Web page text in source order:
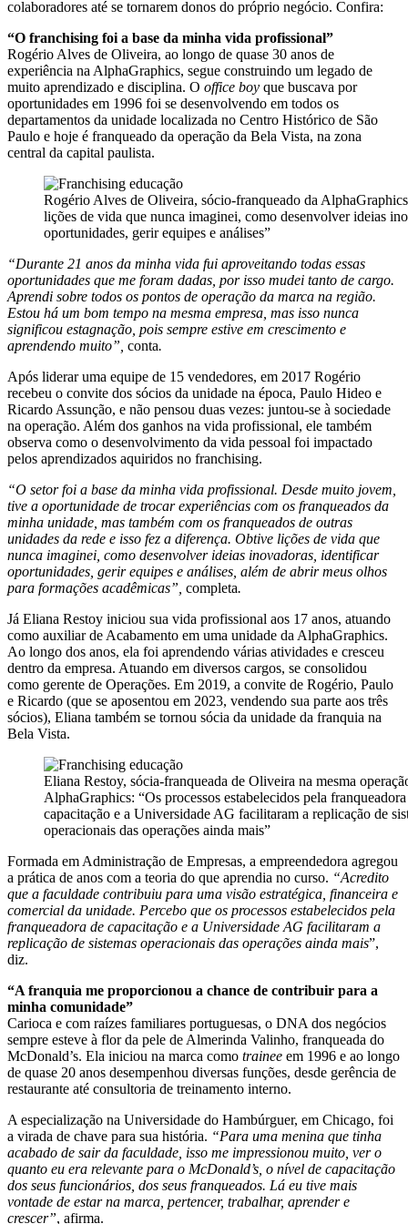
colaboradores até se tornarem donos do próprio negócio. Confira:
“O franchising foi a base da minha vida profissional”
Rogério Alves de Oliveira, ao longo de quase 30 anos de
experiência na AlphaGraphics, segue construindo um legado de
muito aprendizado e disciplina. O office boy que buscava por
oportunidades em 1996 foi se desenvolvendo em todos os
departamentos da unidade localizada no Centro Histórico de São
Paulo e hoje é franqueado da operação da Bela Vista, na zona
central da capital paulista.
Rogério Alves de Oliveira, sócio-franqueado da
lições de vida que nunca imaginei, como desenvolver ideias
oportunidades, gerir equipes e análises”
“Durante 21 anos da minha vida fui aproveitando todas essas
oportunidades que me foram dadas, por isso mudei tanto de cargo.
Aprendi sobre todos os pontos de operação da marca na região.
Estou há um bom tempo na mesma empresa, mas isso nunca
significou estagnação, pois sempre estive em crescimento e
aprendendo muito”, conta.
Após liderar uma equipe de 15 vendedores, em 2017 Rogério
recebeu o convite dos sócios da unidade na época, Paulo Hideo e
Ricardo Assunção, e não pensou duas vezes: juntou-se à sociedade
na operação. Além dos ganhos na vida profissional, ele também
observa como o desenvolvimento da vida pessoal foi impactado
pelos aprendizados aquiridos no franchising.
“O setor foi a base da minha vida profissional. Desde muito jovem,
tive a oportunidade de trocar experiências com os franqueados da
minha unidade, mas também com os franqueados de outras
unidades da rede e isso fez a diferença. Obtive lições de vida que
nunca imaginei, como desenvolver ideias inovadoras, identificar
oportunidades, gerir equipes e análises, além de abrir meus olhos
para formações acadêmicas”, completa.
Já Eliana Restoy iniciou sua vida profissional aos 17 anos, atuando
como auxiliar de Acabamento em uma unidade da AlphaGraphics.
Ao longo dos anos, ela foi aprendendo várias atividades e cresceu
dentro da empresa. Atuando em diversos cargos, se consolidou
como gerente de Operações. Em 2019, a convite de Rogério, Paulo
e Ricardo (que se aposentou em 2023, vendendo sua parte aos três
sócios), Eliana também se tornou sócia da unidade da franquia na
Bela Vista.
Eliana Restoy, sócia-franqueada de Oliveira na mesma
AlphaGraphics: “Os processos estabelecidos pela
capacitação e a Universidade AG facilitaram a replicação de
operacionais das operações ainda mais”
Formada em Administração de Empresas, a empreendedora agregou
a prática de anos com a teoria do que aprendia no curso. “Acredito
que a faculdade contribuiu para uma visão estratégica, financeira e
comercial da unidade. Percebo que os processos estabelecidos pela
franqueadora de capacitação e a Universidade AG facilitaram a
replicação de sistemas operacionais das operações ainda mais”,
diz.
“A franquia me proporcionou a chance de contribuir para a
minha comunidade”
Carioca e com raízes familiares portuguesas, o DNA dos negócios
sempre esteve à flor da pele de Almerinda Valinho, franqueada do
McDonald’s. Ela iniciou na marca como trainee em 1996 e ao longo
de quase 20 anos desempenhou diversas funções, desde gerência de
restaurante até consultoria de treinamento interno.
A especialização na Universidade do Hambúrguer, em Chicago, foi
a virada de chave para sua história. “Para uma menina que tinha
acabado de sair da faculdade, isso me impressionou muito, ver o
quanto eu era relevante para o McDonald’s, o nível de capacitação
dos seus funcionários, dos seus franqueados. Lá eu tive mais
vontade de estar na marca, pertencer, trabalhar, aprender e
crescer”, afirma.